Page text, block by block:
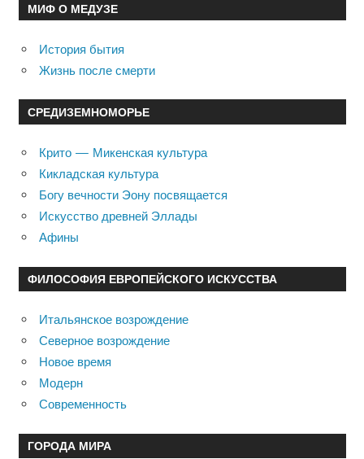
МИФ О МЕДУЗЕ
История бытия
Жизнь после смерти
СРЕДИЗЕМНОМОРЬЕ
Крито — Микенская культура
Кикладская культура
Богу вечности Эону посвящается
Искусство древней Эллады
Афины
ФИЛОСОФИЯ ЕВРОПЕЙСКОГО ИСКУССТВА
Итальянское возрождение
Северное возрождение
Новое время
Модерн
Современность
ГОРОДА МИРА